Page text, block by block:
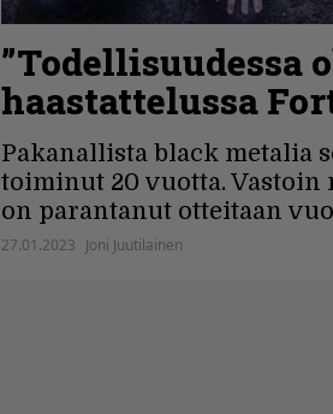
”Todellisuudessa
haastattelussa
Pakanallista black metalia
toiminut 20 vuotta.
on parantanut otteitaan
27.01.2023 Joni Juutilainen